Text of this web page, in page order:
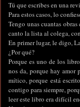
Tú que escribes en una
Para estos casos, lo
Tengo unas cuantas
canto la lista al colega,
En primer lugar, le digo,
¿Por qué?
Porque es uno de los
nos da, porque hay amor
mítico, porque está
contigo para siempre,
leer este libro era difícil